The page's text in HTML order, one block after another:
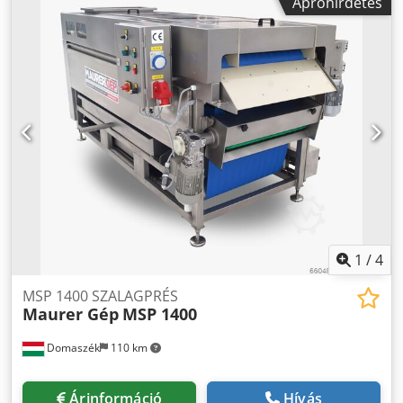
1 /4
Domaszék 110 km
MSP 1400 SZALAGPRÉS
Maurer Gép MSP 1400
Árinformáció Hívás